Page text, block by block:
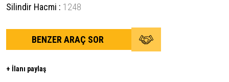
Silindir Hacmi : 1248
BENZER ARAÇ SOR
+ İlanı paylaş